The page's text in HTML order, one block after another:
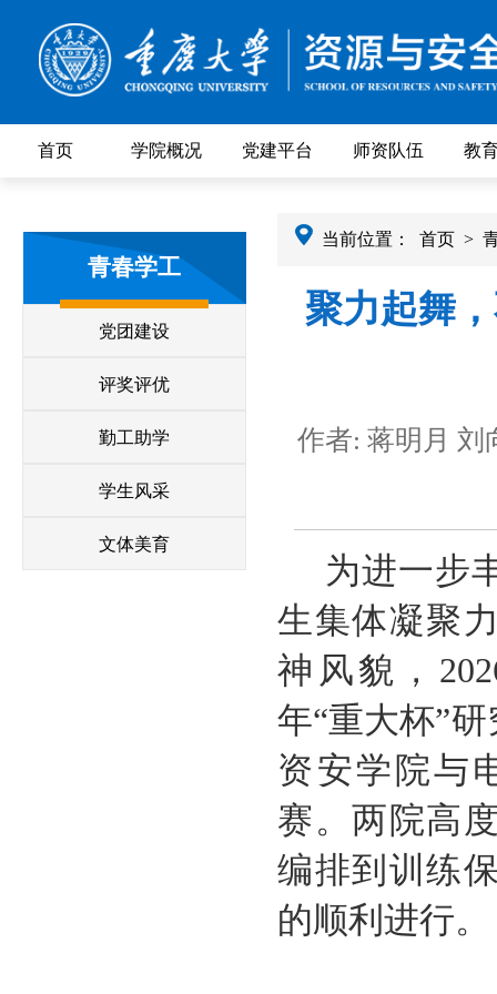
首页 学院概况 党建平台 师资队伍 教
青春学工
党团建设
评奖评优
勤工助学
学生风采
文体美育
当前位置： 首页 >
聚力起舞
作者: 蒋明月 刘
为进一步
生集体凝聚
神风貌，
年“重大杯”
资安学院与
赛。两院高
编排到训练
的顺利进行。